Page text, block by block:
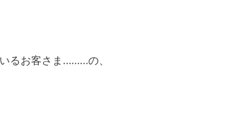
るお客さま………の、